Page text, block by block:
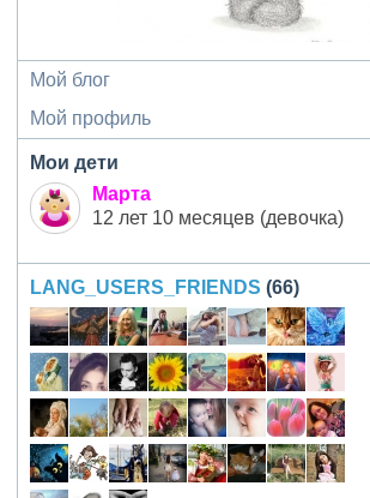
Мой блог
Мой профиль
Мои дети
Марта
12 лет 10 месяцев (девочка)
LANG_USERS_FRIENDS (66)